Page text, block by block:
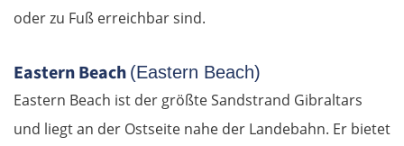
oder zu Fuß erreichbar sind.
Eastern Beach (Eastern Beach)
Eastern Beach ist der größte Sandstrand Gibraltars
und liegt an der Ostseite nahe der Landebahn. Er bietet
Sächsische Schweiz
Tschechien
Ústí nad Labem